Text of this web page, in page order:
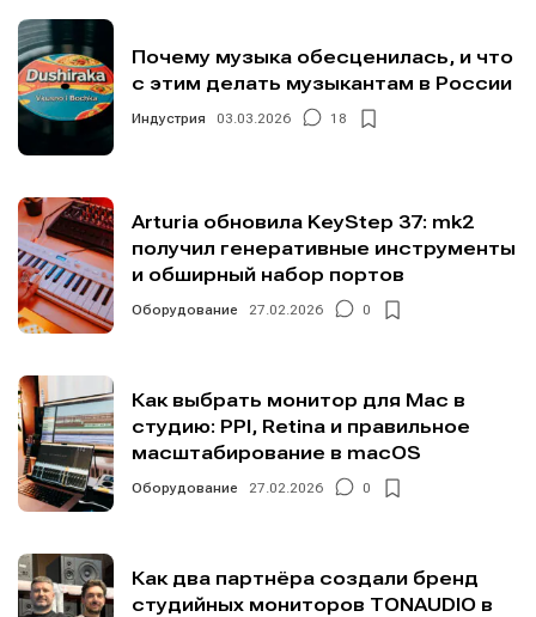
Почему музыка обесценилась, и что
с этим делать музыкантам в России
Индустрия 03.03.2026 18
Arturia обновила KeyStep 37: mk2
получил генеративные инструменты
и обширный набор портов
Оборудование 27.02.2026 0
Как выбрать монитор для Mac в
студию: PPI, Retina и правильное
масштабирование в macOS
Оборудование 27.02.2026 0
Как два партнёра создали бренд
студийных мониторов TONAUDIO в